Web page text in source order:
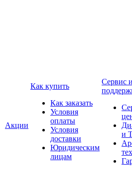
Акции
Как купить
Как заказать
Условия
оплаты
Условия
доставки
Юридическим
лицам
Сервис
и